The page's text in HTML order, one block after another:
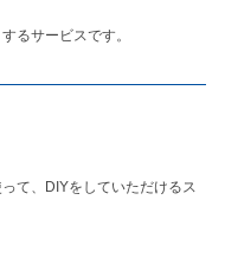
るサービスです。
て、DIYをしていただけるス